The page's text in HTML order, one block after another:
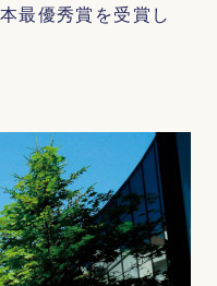
最優秀賞を受賞し